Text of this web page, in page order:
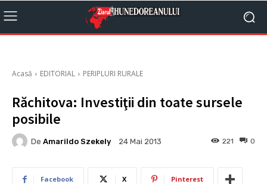
Acasă EDITORIAL PERIPLURI RURALE
Răchitova: Investiţii din toate sursele
posibile
De Amarildo Szekely 24 Mai 2013 0
221
Facebook X Pinterest